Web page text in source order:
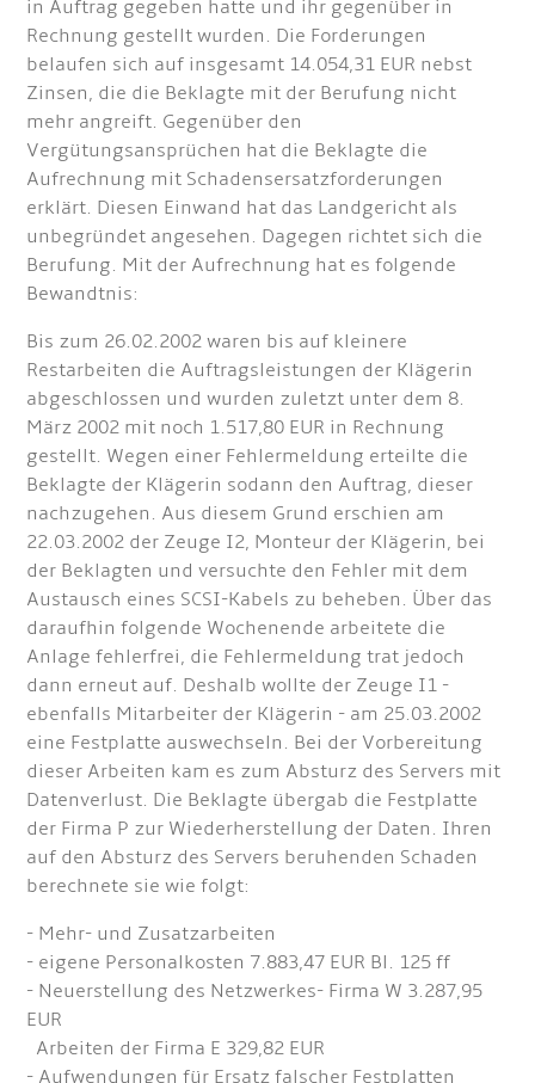
in Auftrag gegeben hatte und ihr gegenüber in
Rechnung gestellt wurden. Die Forderungen
belaufen sich auf insgesamt 14.054,31 EUR nebst
Zinsen, die die Beklagte mit der Berufung nicht
mehr angreift. Gegenüber den
Vergütungsansprüchen hat die Beklagte die
Aufrechnung mit Schadensersatzforderungen
erklärt. Diesen Einwand hat das Landgericht als
unbegründet angesehen. Dagegen richtet sich die
Berufung. Mit der Aufrechnung hat es folgende
Bewandtnis:
Bis zum 26.02.2002 waren bis auf kleinere
Restarbeiten die Auftragsleistungen der Klägerin
abgeschlossen und wurden zuletzt unter dem 8.
März 2002 mit noch 1.517,80 EUR in Rechnung
gestellt. Wegen einer Fehlermeldung erteilte die
Beklagte der Klägerin sodann den Auftrag, dieser
nachzugehen. Aus diesem Grund erschien am
22.03.2002 der Zeuge I2, Monteur der Klägerin, bei
der Beklagten und versuchte den Fehler mit dem
Austausch eines SCSI-Kabels zu beheben. Über das
daraufhin folgende Wochenende arbeitete die
Anlage fehlerfrei, die Fehlermeldung trat jedoch
dann erneut auf. Deshalb wollte der Zeuge I1 -
ebenfalls Mitarbeiter der Klägerin - am 25.03.2002
eine Festplatte auswechseln. Bei der Vorbereitung
dieser Arbeiten kam es zum Absturz des Servers mit
Datenverlust. Die Beklagte übergab die Festplatte
der Firma P zur Wiederherstellung der Daten. Ihren
auf den Absturz des Servers beruhenden Schaden
berechnete sie wie folgt:
- Mehr- und Zusatzarbeiten
- eigene Personalkosten 7.883,47 EUR Bl. 125 ff
- Neuerstellung des Netzwerkes- Firma W 3.287,95
EUR
Arbeiten der Firma E 329,82 EUR
- Aufwendungen für Ersatz falscher Festplatten